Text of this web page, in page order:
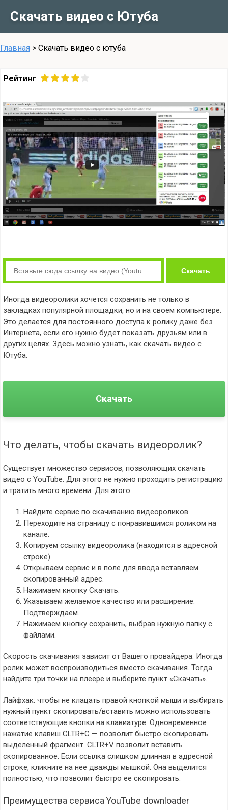
Скачать видео с Ютуба
Главная > Cкачать видео с ютуба
Рейтинг
Скачать
Иногда видеоролики хочется сохранить не только в
закладках популярной площадки, но и на своем компьютере.
Это делается для постоянного доступа к ролику даже без
Интернета, если его нужно будет показать друзьям или в
других целях. Здесь можно узнать, как скачать видео с
Ютуба.
Скачать
Что делать, чтобы скачать видеоролик?
Существует множество сервисов, позволяющих скачать
видео с YouTube. Для этого не нужно проходить регистрацию
и тратить много времени. Для этого:
Найдите сервис по скачиванию видеороликов.
Переходите на страницу с понравившимся роликом на
канале.
Копируем ссылку видеоролика (находится в адресной
строке).
Открываем сервис и в поле для ввода вставляем
скопированный адрес.
Нажимаем кнопку Скачать.
Указываем желаемое качество или расширение.
Подтверждаем.
Нажимаем кнопку сохранить, выбрав нужную папку с
файлами.
Скорость скачивания зависит от Вашего провайдера. Иногда
ролик может воспроизводиться вместо скачивания. Тогда
найдите три точки на плеере и выберите пункт «Скачать».
Лайфхак: чтобы не клацать правой кнопкой мыши и выбирать
нужный пункт скопировать/вставить можно использовать
соответствующие кнопки на клавиатуре. Одновременное
нажатие клавиш CLTR+C — позволит быстро скопировать
выделенный фрагмент. CLTR+V позволит вставить
скопированное. Если ссылка слишком длинная в адресной
строке, кликните на нее дважды мышкой. Она выделится
полностью, что позволит быстро ее скопировать.
Преимущества сервиса YouTube downloader